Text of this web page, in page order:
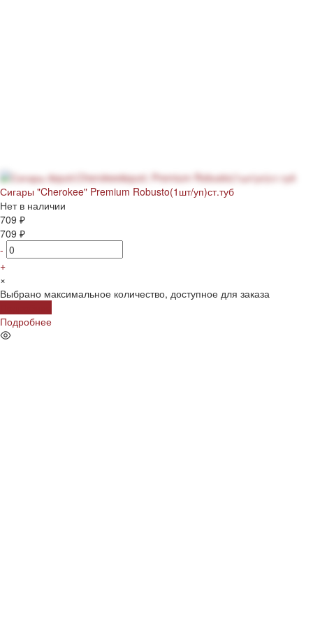
Сигары "Cherokee" Premium Robusto(1шт/уп)ст.туб
Нет в наличии
709 ₽
709 ₽
-
+
×
Выбрано максимальное количество, доступное для заказа
Подробнее